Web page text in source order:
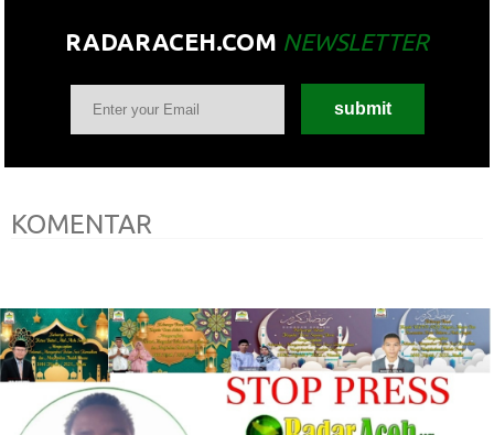
RADARACEH.COM NEWSLETTER
KOMENTAR